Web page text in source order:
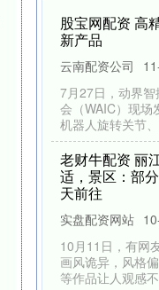
股宝网配资
新产品
云南配资公司
7月27日，动界
会（WAIC）现
机器人旋转关节
老财牛配资
适，景区：部
天前往
实盘配资网站
10月11日，有网
画风诡异，风格
等作品让人观感